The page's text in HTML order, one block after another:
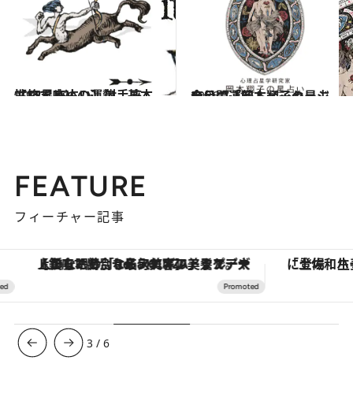
2021.12.1
【12星座占い】射手座（いて座）の運勢、基本性格まとめ
占い 2026.7.31
今月の運勢＆メッセージを公開「岡本翔子の星占い」
占い
FEATURE
フィーチャー記事
「土佐和ハーブかき氷」がOMO7高知に登場！生姜、山椒、大葉など目にも舌にも涼を呼ぶ郷土の味
4 /6